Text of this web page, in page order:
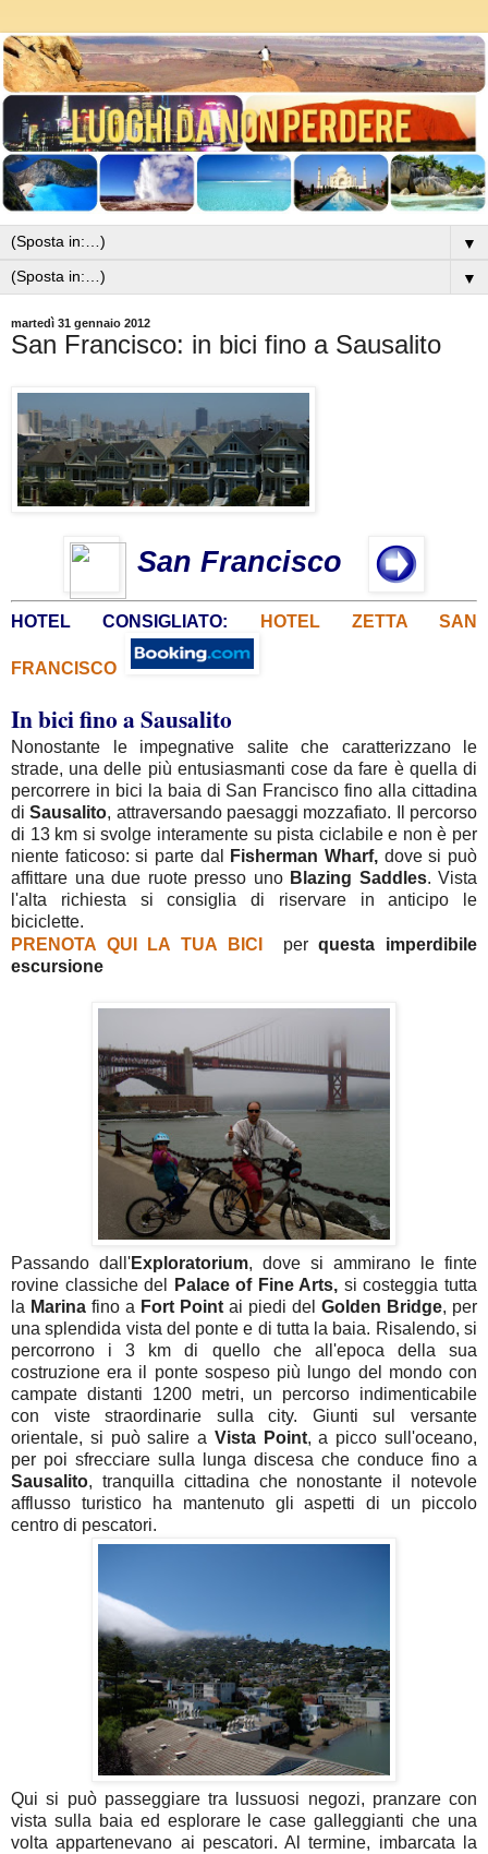
▼
▼
martedì 31 gennaio 2012
San Francisco: in bici fino a Sausalito
San Francisco
HOTEL CONSIGLIATO: HOTEL ZETTA SAN
FRANCISCO
In bici fino a Sausalito
Nonostante le impegnative salite che caratterizzano le
strade, una delle più entusiasmanti cose da fare è quella di
percorrere in bici la baia di San Francisco fino alla cittadina
diSausalito, attraversando paesaggi mozzafiato. Il percorso
di 13 km si svolge interamente su pista ciclabile e non è per
niente faticoso: si parte dal
Fisherman Wharf, dove si può
affittare una due ruote presso uno Blazing Saddles. Vista
l'alta richiesta si consiglia di riservare in anticipo le
biciclette.
PRENOTA QUI LA TUA BICI
perquesta imperdibile
escursione
Passando dall'Exploratorium, dove si ammirano le finte
rovine classiche del
Palace of Fine Arts, si costeggia tutta
la Marina fino a Fort Point ai piedi del Golden Bridge, per
una splendida vista del ponte e di tutta la baia. Risalendo, si
percorrono i 3 km di quello che all'epoca della sua
costruzione era il ponte sospeso più lungo del mondo con
campate distanti 1200 metri, un percorso indimenticabile
con viste straordinarie sulla city. Giunti sul versante
orientale, si può salire a Vista Point, a picco sull'oceano,
per poi sfrecciare sulla lunga discesa che conduce fino a
Sausalito, tranquilla cittadina che nonostante il notevole
afflusso turistico ha mantenuto gli aspetti di un piccolo
centro di pescatori.
Qui si può passeggiare tra lussuosi negozi, pranzare con
vista sulla baia ed esplorare le case galleggianti che una
volta appartenevano ai pescatori. Al termine, imbarcata la